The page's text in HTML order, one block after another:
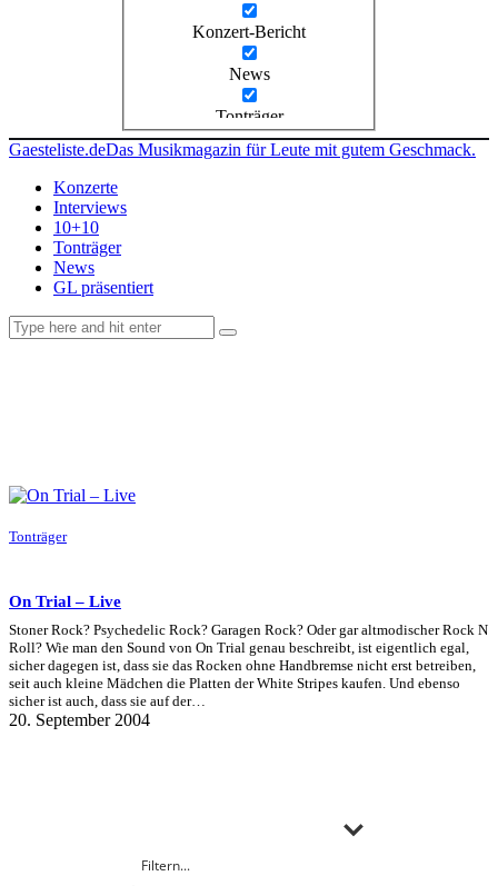
Konzert-Bericht
News
Tonträger
Gaesteliste.deDas Musikmagazin für Leute mit gutem Geschmack.
Konzerte
Interviews
10+10
Tonträger
News
GL präsentiert
Tonträger
On Trial – Live
Stoner Rock? Psychedelic Rock? Garagen Rock? Oder gar altmodischer Rock N
Roll? Wie man den Sound von On Trial genau beschreibt, ist eigentlich egal,
sicher dagegen ist, dass sie das Rocken ohne Handbremse nicht erst betreiben,
seit auch kleine Mädchen die Platten der White Stripes kaufen. Und ebenso
sicher ist auch, dass sie auf der…
20. September 2004